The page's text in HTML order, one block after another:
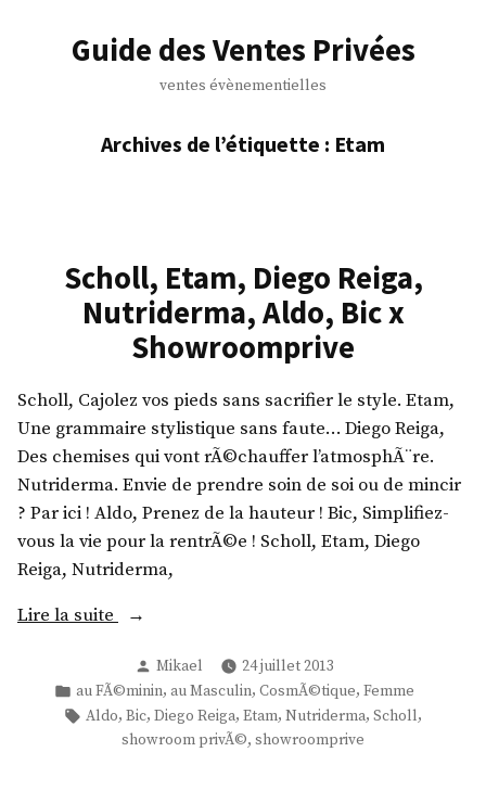
Guide des Ventes Privées
ventes évènementielles
Archives de l’étiquette : Etam
Scholl, Etam, Diego Reiga,
Nutriderma, Aldo, Bic x
Showroomprive
Scholl, Cajolez vos pieds sans sacrifier le style. Etam,
Une grammaire stylistique sans faute… Diego Reiga,
Des chemises qui vont rÃ©chauffer l’atmosphÃ¨re.
Nutriderma. Envie de prendre soin de soi ou de mincir
? Par ici ! Aldo, Prenez de la hauteur ! Bic, Simplifiez-
vous la vie pour la rentrÃ©e ! Scholl, Etam, Diego
Reiga, Nutriderma,
Lire la suite
c
h
Publié
par
Mikael
24 juillet 2013
Publié
dans
au FÃ©minin, au Masculin, CosmÃ©tique, Femme
Étiquettes :
Aldo, Bic, Diego Reiga, Etam, Nutriderma, Scholl,
showroom privÃ©, showroomprive